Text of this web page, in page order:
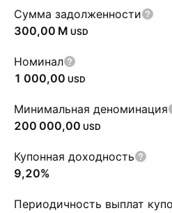
Cумма задолженности
‪300,00 M‬ USD
Номинал
1 000,00 USD
Минимальная деноминация
200 000,00 USD
Купонная доходность
9,20%
Периодичность выплат